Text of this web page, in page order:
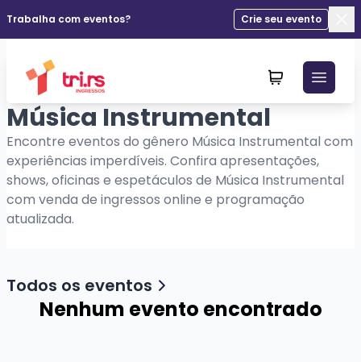
Trabalha com eventos?
Crie seu evento
Música Instrumental
Encontre eventos do gênero Música Instrumental com
experiências imperdíveis. Confira apresentações,
shows, oficinas e espetáculos de Música Instrumental
com venda de ingressos online e programação
atualizada.
Todos os eventos
Nenhum evento encontrado